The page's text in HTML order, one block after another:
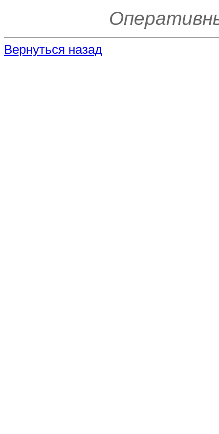
Вернуться назад